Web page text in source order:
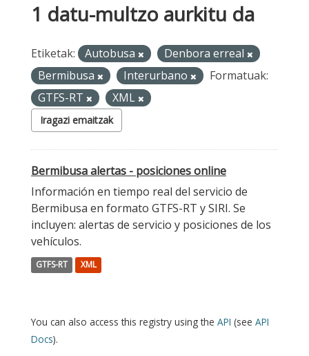
1 datu-multzo aurkitu da
Etiketak: Autobusa
Denbora erreal
Bermibusa
Interurbano
Formatuak:
GTFS-RT
XML
Iragazi emaitzak
Bermibusa alertas - posiciones online
Información en tiempo real del servicio de
Bermibusa en formato GTFS-RT y SIRI. Se
incluyen: alertas de servicio y posiciones de los
vehículos.
GTFS-RT XML
You can also access this registry using the API (see API
Docs).